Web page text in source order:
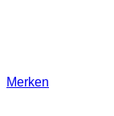
Merken